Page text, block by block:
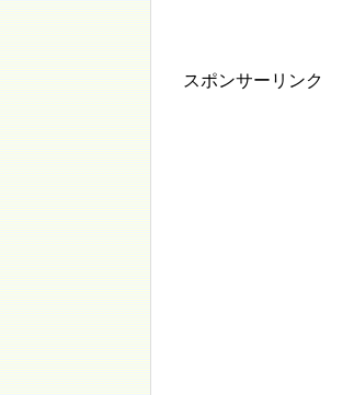
スポンサーリンク